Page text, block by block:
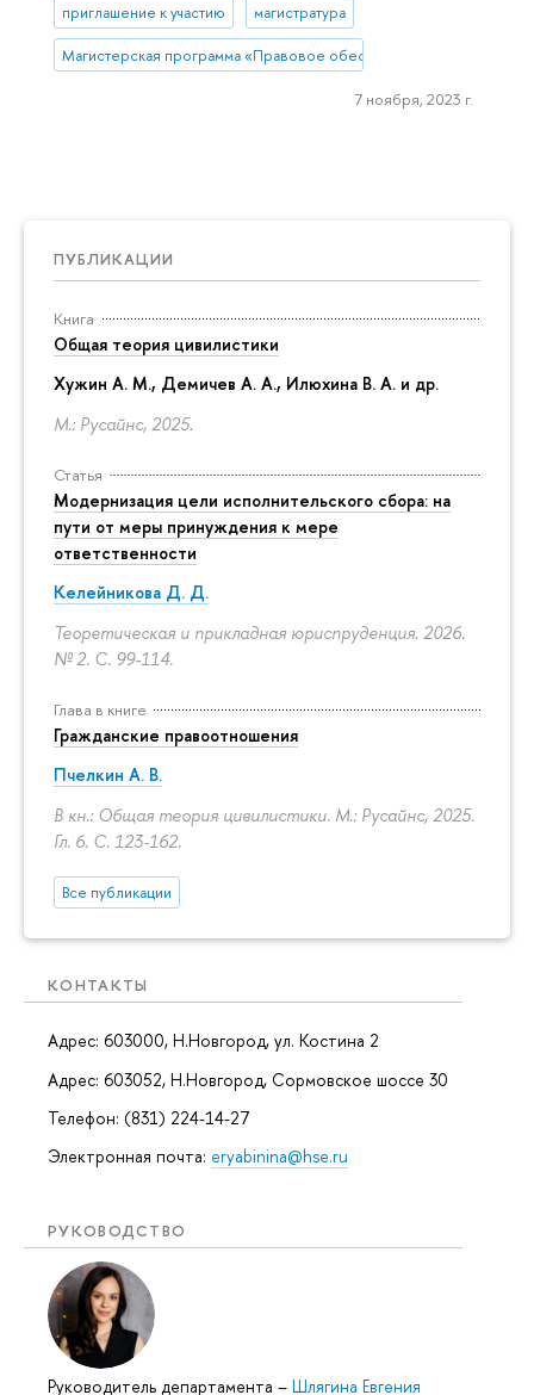
ПУБЛИКАЦИИ
Книга
Общая теория цивилистики
Хужин А. М., Демичев А. А., Илюхина В. А. и др.
М.: Русайнс, 2025.
Статья
Модернизация цели исполнительского сбора: на
пути от меры принуждения к мере
ответственности
Келейникова Д. Д.
Теоретическая и прикладная юриспруденция. 2026.
№ 2. С. 99-114.
Глава в книге
Гражданские правоотношения
Пчелкин А. В.
В кн.: Общая теория цивилистики. М.: Русайнс, 2025.
Гл. 6. С. 123-162.
Все публикации
КОНТАКТЫ
Адрес: 603000, Н.Новгород, ул. Костина 2
Адрес: 603052, Н.Новгород, Сормовское шоссе 30
Телефон: (831) 224-14-27
Электронная почта: eryabinina@hse.ru
РУКОВОДСТВО
Руководитель департамента – Шлягина Евгения
приглашение к участию магистратура
Магистерская программа «Правовое обеспечение и защита
7 ноября, 2023 г.